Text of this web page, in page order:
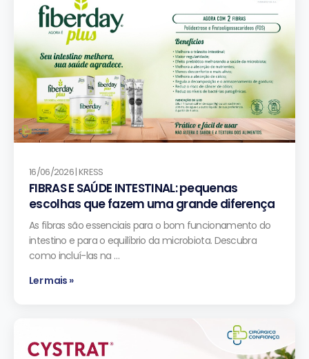
16/06/2026 | KRESS
FIBRAS E SAÚDE INTESTINAL: pequenas
escolhas que fazem uma grande diferença
As fibras são essenciais para o bom funcionamento do
intestino e para o equilíbrio da microbiota. Descubra
como incluí-las na …
Ler mais »